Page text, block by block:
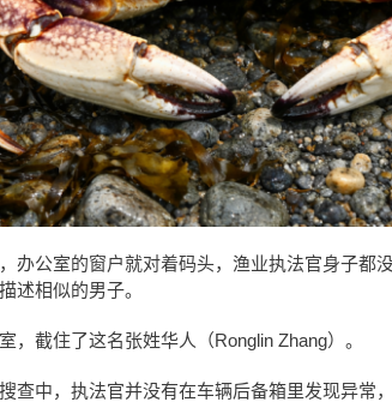
办公室的窗户就对着码头，渔业执法官身子都
述相似的男子。
，截住了这名张姓华人（Ronglin Zhang）。
查中，执法官并没有在车辆后备箱里发现异常